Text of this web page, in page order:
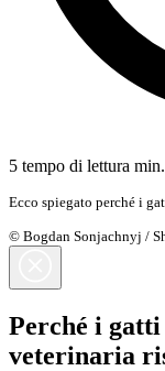
5 tempo di lettura min.
Ecco spiegato perché i
© Bogdan Sonjachnyj /
Perché i
veterinaria